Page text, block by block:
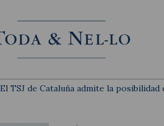
El TSJ de Cataluña admite la